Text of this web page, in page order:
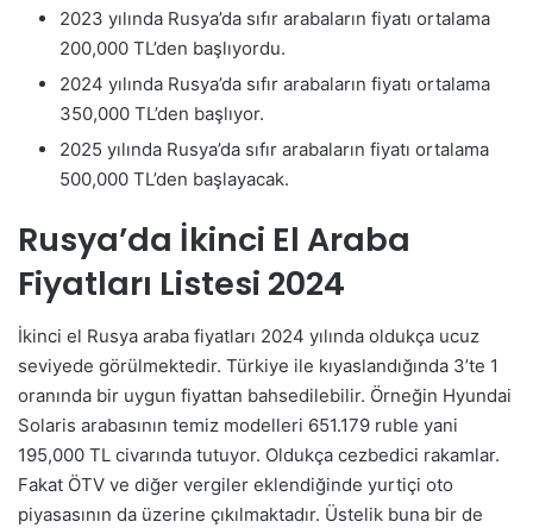
2023 yılında Rusya’da sıfır arabaların fiyatı ortalama
200,000 TL’den başlıyordu.
2024 yılında Rusya’da sıfır arabaların fiyatı ortalama
350,000 TL’den başlıyor.
2025 yılında Rusya’da sıfır arabaların fiyatı ortalama
500,000 TL’den başlayacak.
Rusya’da İkinci El Araba
Fiyatları Listesi 2024
İkinci el Rusya araba fiyatları 2024 yılında oldukça ucuz
seviyede görülmektedir. Türkiye ile kıyaslandığında 3’te 1
oranında bir uygun fiyattan bahsedilebilir. Örneğin Hyundai
Solaris arabasının temiz modelleri 651.179 ruble yani
195,000 TL civarında tutuyor. Oldukça cezbedici rakamlar.
Fakat ÖTV ve diğer vergiler eklendiğinde yurtiçi oto
piyasasının da üzerine çıkılmaktadır. Üstelik buna bir de